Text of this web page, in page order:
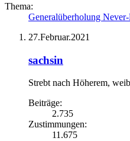
Thema:
Generalüberholung
27.Februar.2021
sachsin
Strebt nach Höherem,
Beiträge:
2.735
Zustimmungen:
11.675